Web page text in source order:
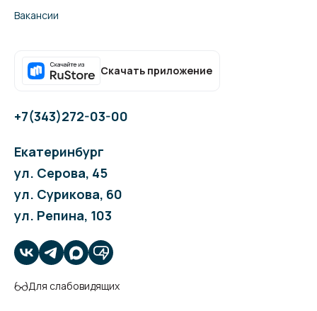
Вакансии
Скачать приложение
+7(343)272-03-00
Екатеринбург
ул. Серова, 45
ул. Сурикова, 60
ул. Репина, 103
Для слабовидящих